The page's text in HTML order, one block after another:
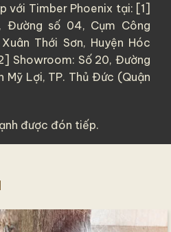
với Timber Phoenix tại: [1]
Đường số 04, Cụm Công
Thới Sơn, Huyện Hóc
Showroom: Số 20, Đường
Mỹ Lợi, TP. Thủ Đức (Quận
được đón tiếp.